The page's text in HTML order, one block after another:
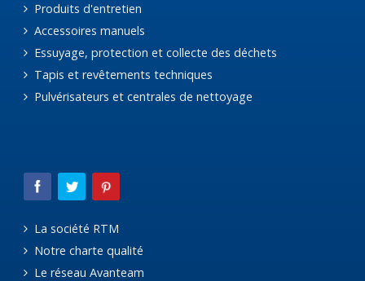
Produits d'entretien
Accessoires manuels
Essuyage, protection et collecte des déchets
Tapis et revêtements techniques
Pulvérisateurs et centrales de nettoyage
La société RTM
Notre charte qualité
Le réseau Avanteam